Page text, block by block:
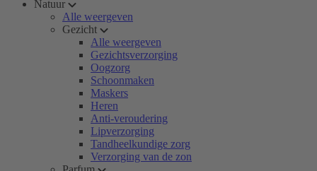
Natuur
Alle weergeven
Gezicht
Alle weergeven
Gezichtsverzorging
Oogzorg
Schoonmaken
Maskers
Heren
Anti-veroudering
Lipverzorging
Tandheelkundige zorg
Verzorging van de zon